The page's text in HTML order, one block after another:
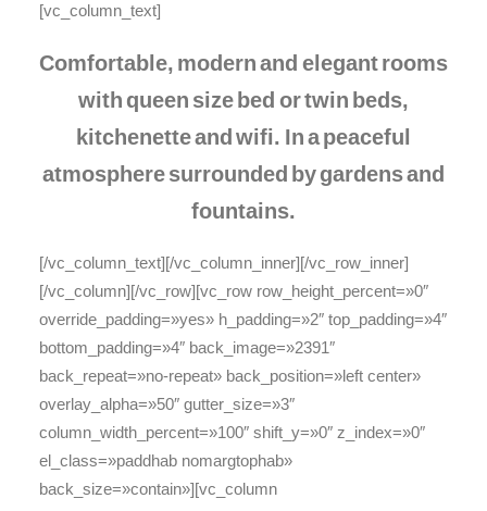
[vc_column_text]
Comfortable, modern and elegant rooms
with queen size bed or twin beds,
kitchenette and wifi. In a peaceful
atmosphere surrounded by gardens and
fountains.
[/vc_column_text][/vc_column_inner][/vc_row_inner]
[/vc_column][/vc_row][vc_row row_height_percent=»0″
override_padding=»yes» h_padding=»2″ top_padding=»4″
bottom_padding=»4″ back_image=»2391″
back_repeat=»no-repeat» back_position=»left center»
overlay_alpha=»50″ gutter_size=»3″
column_width_percent=»100″ shift_y=»0″ z_index=»0″
el_class=»paddhab nomargtophab»
back_size=»contain»][vc_column